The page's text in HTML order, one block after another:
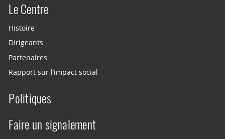
Le Centre
Histoire
Dirigeants
Partenaires
Rapport sur l’impact social
Politiques
Faire un signalement